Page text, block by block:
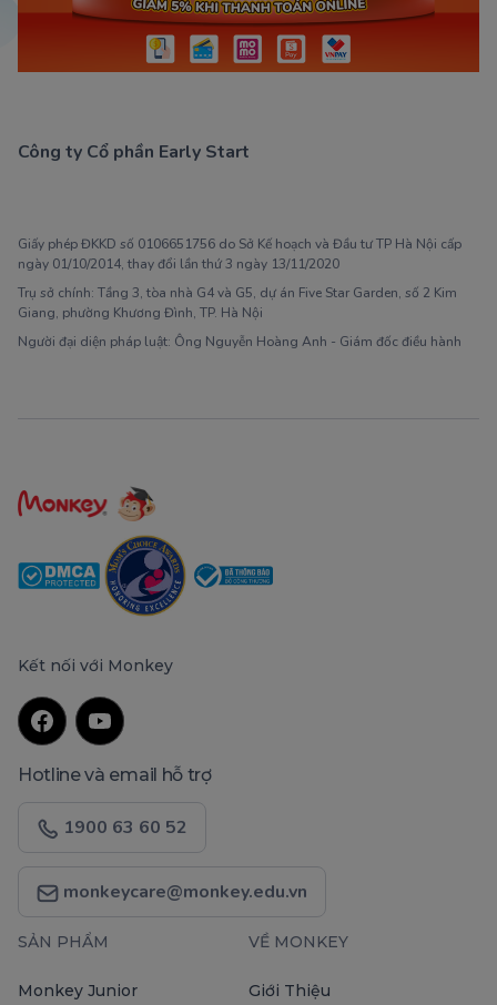
Công ty Cổ phần Early Start
Giấy phép ĐKKD số 0106651756 do Sở Kế hoạch và Đầu tư TP Hà Nội cấp
ngày 01/10/2014, thay đổi lần thứ 3 ngày 13/11/2020
Trụ sở chính: Tầng 3, tòa nhà G4 và G5, dự án Five Star Garden, số 2 Kim
Giang, phường Khương Đình, TP. Hà Nội
Người đại diện pháp luật: Ông Nguyễn Hoàng Anh - Giám đốc điều hành
Kết nối với Monkey
Hotline và email hỗ trợ
1900 63 60 52
monkeycare@monkey.edu.vn
SẢN PHẨM
Monkey Junior
VỀ MONKEY
Giới Thiệu